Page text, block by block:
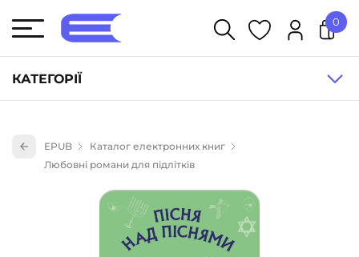
КАТЕГОРІЇ
Книги для дітей (836)
Науково-популярна література (1015)
Навчальна література та посібники (527)
0
EPUB
Каталог електронних книг
Любовні романи для підлітків